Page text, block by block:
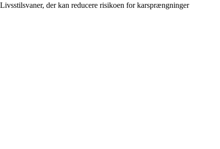
Livsstilsvaner, der kan reducere risikoen for karsprængninger